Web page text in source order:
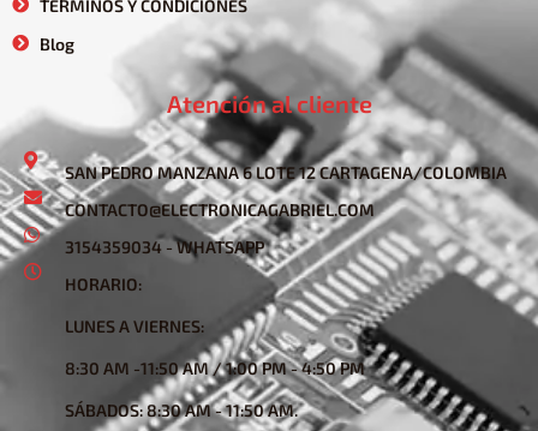
TÉRMINOS Y CONDICIONES
Blog
Atención al cliente
SAN PEDRO MANZANA 6 LOTE 12 CARTAGENA/COLOMBIA
CONTACTO@ELECTRONICAGABRIEL.COM
3154359034 - WHATSAPP
HORARIO:
LUNES A VIERNES:
8:30 AM -11:50 AM / 1:00 PM - 4:50 PM
SÁBADOS: 8:30 AM - 11:50 AM.